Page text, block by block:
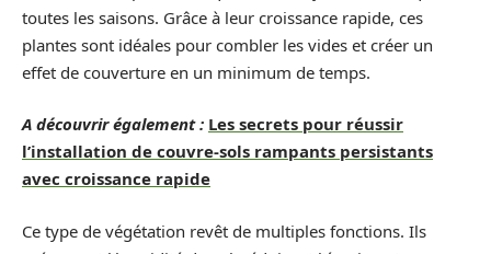
toutes les saisons. Grâce à leur croissance rapide, ces
plantes sont idéales pour combler les vides et créer un
effet de couverture en un minimum de temps.
A découvrir également : Les secrets pour réussir
l’installation de couvre-sols rampants persistants
avec croissance rapide
Ce type de végétation revêt de multiples fonctions. Ils